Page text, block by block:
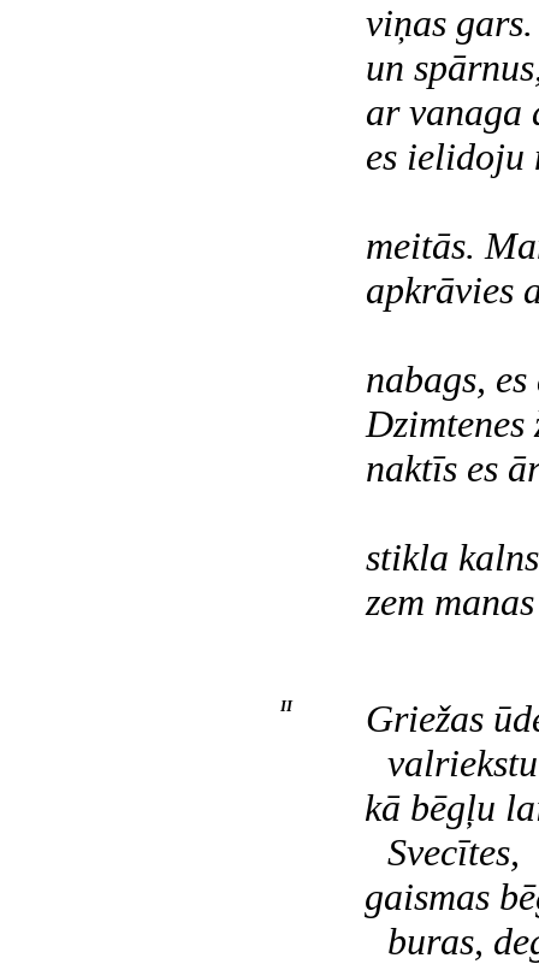
viņas
un
ar vanaga
es ielidoju
meitās.
apkrāvies
nabags,
naktīs es
stikla
zem
II
Griežas
kā bēgļu
Svecītes,
gaismas
buras,